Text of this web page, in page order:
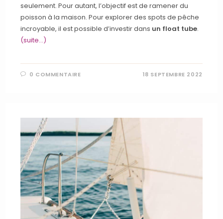
seulement. Pour autant, l’objectif est de ramener du
poisson à la maison. Pour explorer des spots de pêche
incroyable, il est possible d’investir dans un float tube.
(suite…)
0 COMMENTAIRE 18 SEPTEMBRE 2022